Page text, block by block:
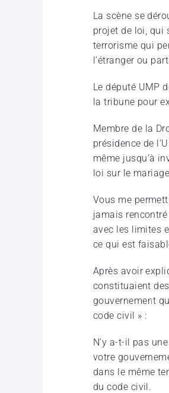
La scène se
projet de loi, qui
terrorisme qui
l’étranger ou
Le député UMP
la tribune pour
Membre de la
présidence de
même jusqu’à
loi sur le
Vous me
jamais
avec les limites
ce qui est
Après avoir
constituaient
gouvernement
code civil » :
N’y a-t-il pas
votre
dans le même
du code civil.